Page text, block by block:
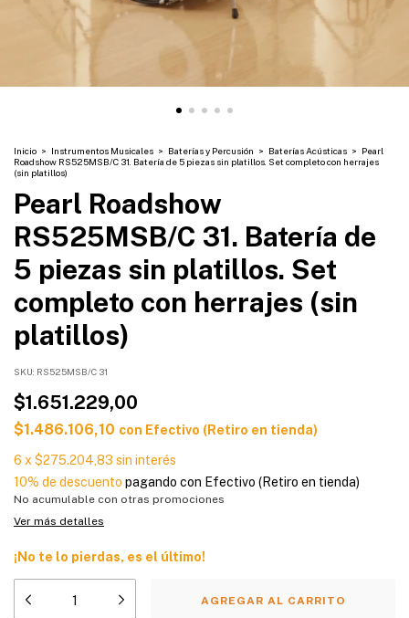
Inicio > Instrumentos Musicales > Baterías y Percusión > Baterías Acústicas > Pearl
Roadshow RS525MSB/C 31. Batería de 5 piezas sin platillos. Set completo con herrajes
(sin platillos)
Pearl Roadshow
RS525MSB/C 31. Batería de
5 piezas sin platillos. Set
completo con herrajes (sin
platillos)
SKU: RS525MSB/C 31
$1.651.229,00
$1.486.106,10 con Efectivo (Retiro en tienda)
6 x $275.204,83 sin interés
10% de descuento pagando con Efectivo (Retiro en tienda)
No acumulable con otras promociones
Ver más detalles
¡No te lo pierdas, es el último!